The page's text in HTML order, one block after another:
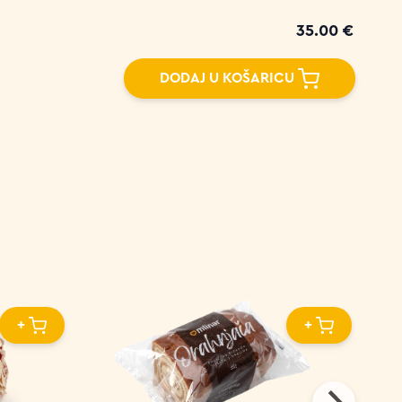
35.00 €
DODAJ U KOŠARICU
+ +